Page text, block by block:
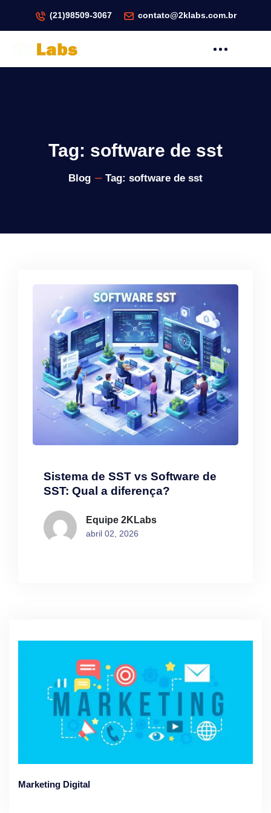
(21)98509-3067 contato@2klabs.com.br
Tag: software de sst
Blog Tag: software de sst
Sistema de SST vs Software de
SST: Qual a diferença?
Equipe 2KLabs
abril 02, 2026
Marketing Digital